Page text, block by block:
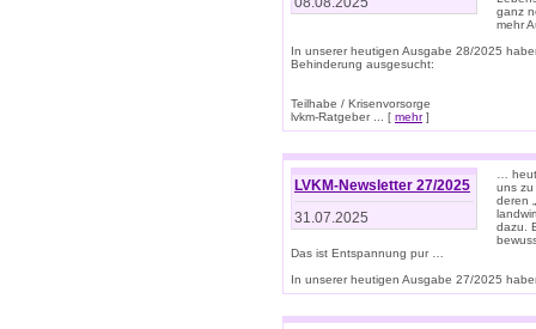
ganz
mehr
In unserer heutigen Ausgabe 28/2025
Behinderung ausgesucht:
Teilhabe / Krisenvorsorge
lvkm-Ratgeber ... [ mehr]
LVKM-Newsletter 27/2025
31.07.2025
…
uns zu
deren
dazu.
Das ist Entspannung pur …
In unserer heutigen Ausgabe 27/2025